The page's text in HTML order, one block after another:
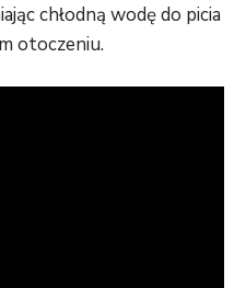
chłodną wodę do picia
otoczeniu.